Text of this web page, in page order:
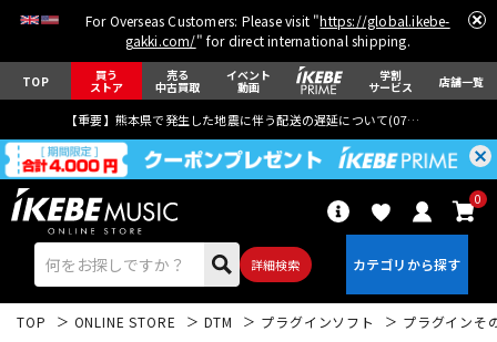
For Overseas Customers: Please visit "https://global.ikebe-
gakki.com/" for direct international shipping.
TOP 買う
ストア
売る
中古買取
イベント
動画
学割
サービス 店舗一覧
【重要】熊本県で発生した地震に伴う配送の遅延について(07月29日
詳細検索
0
TOP ONLINE STORE DTM プラグインソフト プラグインそ